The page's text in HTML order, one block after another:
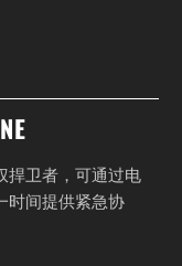
捍卫者，可通过电
时间提供紧急协